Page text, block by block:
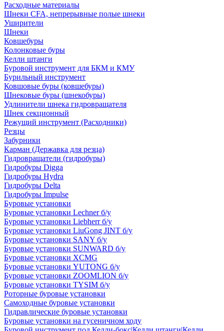
Расходные материалы
Шнеки CFA, непрерывные полые шнеки
Уширители
Шнеки
Ковшебуры
Колонковые буры
Келли штанги
Буровой инструмент для БКМ и КМУ
Бурильный инструмент
Ковшовые буры (ковшебуры)
Шнековые буры (шнекобуры)
Удлинители шнека гидровращателя
Шнек секционный
Режущий инструмент (Расходники)
Резцы
Забурники
Карман (Державка для резца)
Гидровращатели (гидробуры)
Гидробуры Digga
Гидробуры Hydra
Гидробуры Delta
Гидробуры Impulse
Буровые установки
Буровые установки Lechner б/у
Буровые установки Liebherr б/у
Буровые установки LiuGong JINT б/у
Буровые установки SANY б/у
Буровые установки SUNWARD б/у
Буровые установки XCMG
Буровые установки YUTONG б/у
Буровые установки ZOOMLION б/у
Буровые установки TYSIM б/у
Роторные буровые установки
Самоходные буровые установки
Гидравлические буровые установки
Буровые установки на гусеничном ходу